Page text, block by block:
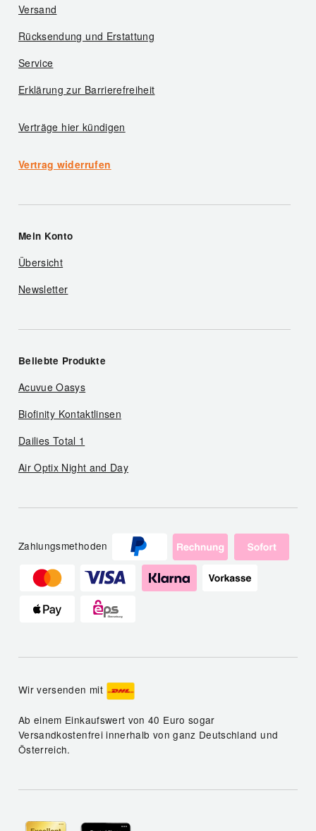
Versand
Rücksendung und Erstattung
Service
Erklärung zur Barrierefreiheit
Verträge hier kündigen
Vertrag widerrufen
Mein Konto
Übersicht
Newsletter
Beliebte Produkte
Acuvue Oasys
Biofinity Kontaktlinsen
Dailies Total 1
Air Optix Night and Day
Zahlungsmethoden
Wir versenden mit
Ab einem Einkaufswert von 40 Euro sogar
Versandkostenfrei innerhalb von ganz Deutschland und
Österreich.